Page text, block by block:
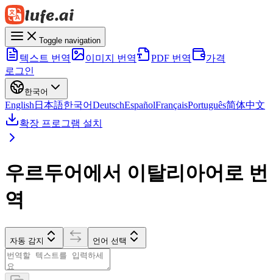
Toggle navigation
텍스트 번역 이미지 번역 PDF 번역
가격
로그인
한국어
English 日本語한국어DeutschEspañolFrançaisPortuguês简体中文
확장 프로그램 설치
우르두어에서 이탈리아어로 번
역
자동 감지 언어 선택